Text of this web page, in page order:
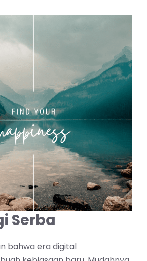
Serba
bahwa era digital